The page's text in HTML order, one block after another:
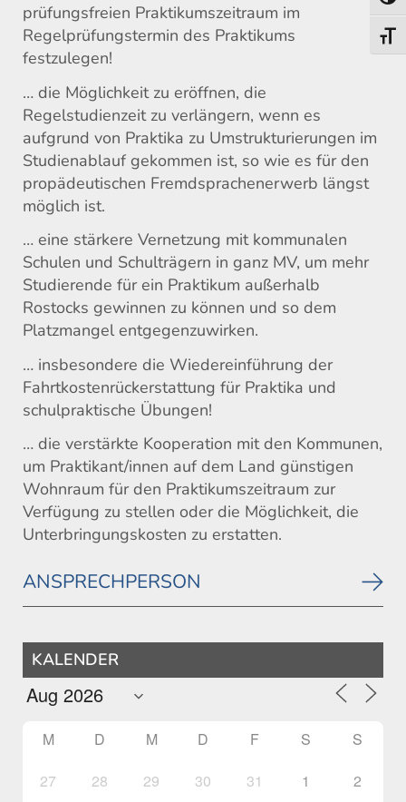
prüfungsfreien Praktikumszeitraum im
Regelprüfungstermin des Praktikums
festzulegen!
… die Möglichkeit zu eröffnen, die
Regelstudienzeit zu verlängern, wenn es
aufgrund von Praktika zu Umstrukturierungen im
Studienablauf gekommen ist, so wie es für den
propädeutischen Fremdsprachenerwerb längst
möglich ist.
… eine stärkere Vernetzung mit kommunalen
Schulen und Schulträgern in ganz MV, um mehr
Studierende für ein Praktikum außerhalb
Rostocks gewinnen zu können und so dem
Platzmangel entgegenzuwirken.
… insbesondere die Wiedereinführung der
Fahrtkostenrückerstattung für Praktika und
schulpraktische Übungen!
… die verstärkte Kooperation mit den Kommunen,
um Praktikant/innen auf dem Land günstigen
Wohnraum für den Praktikumszeitraum zur
Verfügung zu stellen oder die Möglichkeit, die
Unterbringungskosten zu erstatten.
ANSPRECHPERSON
KALENDER
M D M D F S S
27 28 29 30 31 1 2